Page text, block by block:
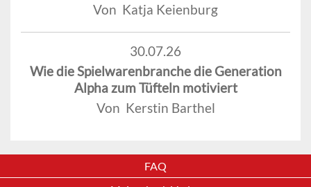
Von Katja Keienburg
30.07.26
Wie die Spielwarenbranche die Generation
Alpha zum Tüfteln motiviert
Von Kerstin Barthel
FAQ